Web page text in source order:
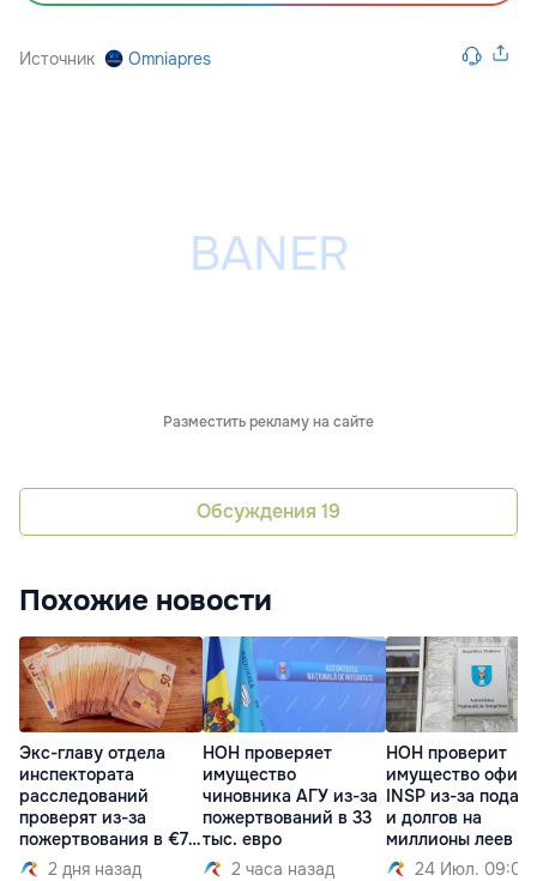
Источник Omniapres
Разместить рекламу на сайте
Обсуждения 19
Похожие новости
Экс-главу отдела
инспектората
расследований
проверят из-за
пожертвования в €70
0002 дня назад
НОН проверяет
имущество
чиновника АГУ из-за
пожертвований в 33
тыс. евро
2 часа назад
НОН проверит
имущество
INSP из-за
и долгов на
миллионы леев
24 Июл. 09:01